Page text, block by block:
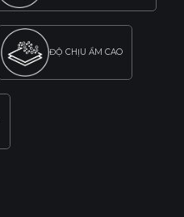
ĐỘ CHỊU ẨM CAO